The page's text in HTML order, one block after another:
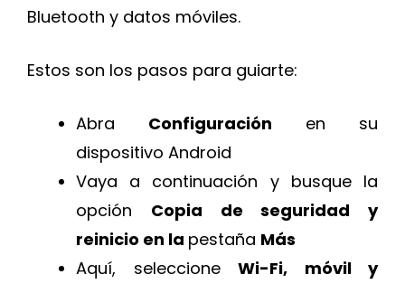
Bluetooth y datos móviles.
Estos son los pasos para guiarte:
Abra Configuración en su
dispositivo Android
Vaya a continuación y busque la
opción Copia de seguridad y
reinicio en la pestaña Más
Aquí, seleccione Wi-Fi, móvil y